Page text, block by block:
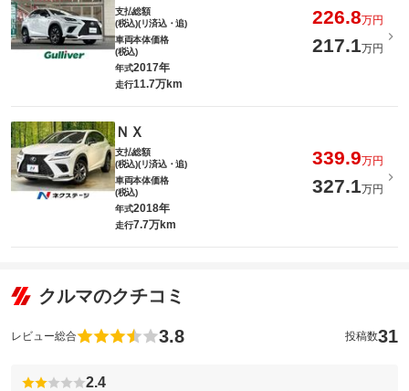
支払総額
(税込)(リ済込・追)
226.8万円
車両本体価格
(税込)
217.1万円
年式2017年
走行11.7万km
ＮＸ
支払総額
(税込)(リ済込・追)
339.9万円
車両本体価格
(税込)
327.1万円
年式2018年
走行7.7万km
クルマのクチコミ
レビュー総合 3.8 投稿数31
2.4